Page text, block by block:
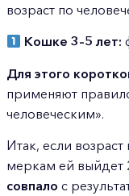
возраст по
Кошке 3–5 лет:
Для этого
применяют
человеческим».
Итак, если
меркам ей выйдет
совпало с